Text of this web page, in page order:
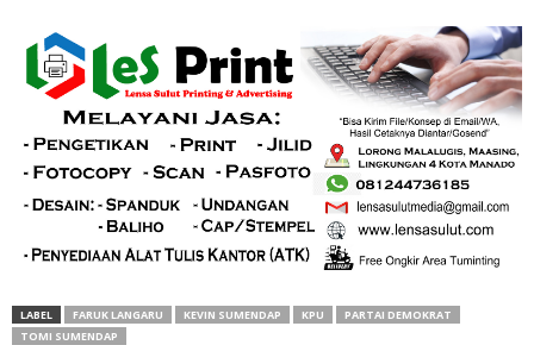
LABEL FARUK LANGARU KEVIN SUMENDAP KPU
PARTAI DEMOKRAT
TOMI SUMENDAP